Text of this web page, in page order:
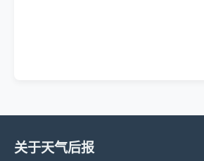
关于天气后报